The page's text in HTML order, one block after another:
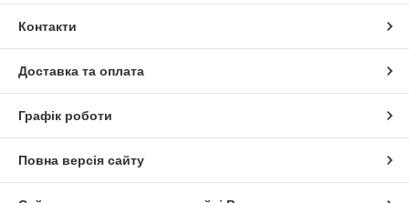
Контакти
Доставка та оплата
Графік роботи
Повна версія сайту